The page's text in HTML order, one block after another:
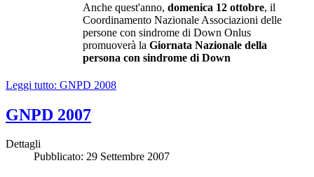
Anche quest'anno, domenica 12 ottobre, il
Coordinamento Nazionale Associazioni delle
persone con sindrome di Down Onlus
promuoverà la Giornata Nazionale della
persona con sindrome di Down
Leggi tutto: GNPD 2008
GNPD 2007
Dettagli
Pubblicato: 29 Settembre 2007